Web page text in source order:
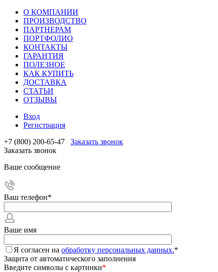
О КОМПАНИИ
ПРОИЗВОДСТВО
ПАРТНЕРАМ
ПОРТФОЛИО
КОНТАКТЫ
ГАРАНТИЯ
ПОЛЕЗНОЕ
КАК КУПИТЬ
ДОСТАВКА
СТАТЬИ
ОТЗЫВЫ
Вход
Регистрация
+7 (800) 200-65-47
Заказать звонок
Заказать звонок
Ваше сообщение
Ваш телефон*
Ваше имя
Я согласен на обработку персональных данных.*
Защита от автоматического заполнения
Введите символы с картинки*